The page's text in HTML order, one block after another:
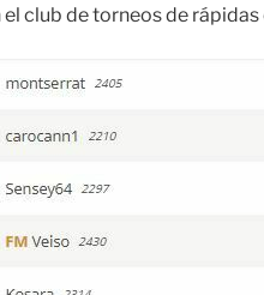
club de torneos de